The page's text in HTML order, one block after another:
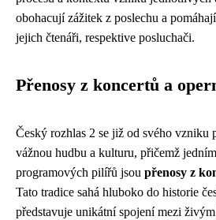
obohacují zážitek z poslechu a
jejich čtenáři, respektive posluchači.
Přenosy z koncertů a
Český rozhlas 2 se již od svého vzniku
vážnou hudbu a kulturu, přičemž
programových pilířů jsou přenosy z
Tato tradice sahá hluboko do historie
představuje unikátní spojení mezi